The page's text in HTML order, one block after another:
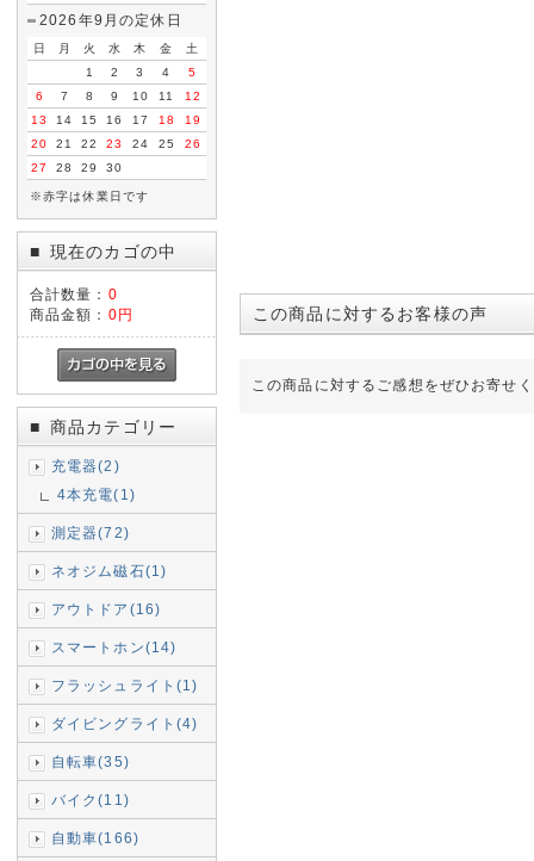
2026年9月の定休日
日 月 火 水 木 金
土
1
2 3 4
5
6
7 8 9 10 11
12
13
14 15 16 17 18
19
20
21 22 23 24 25
26
27
28 29 30
※赤字は休業日です
■ 現在のカゴの中
合計数量： 0
商品金額： 0円
■ 商品カテゴリー
充電器(2)
4本充電(1)
測定器(72)
ネオジム磁石(1)
アウトドア(16)
スマートホン(14)
フラッシュライト(1)
ダイビングライト(4)
自転車(35)
バイク(11)
自動車(166)
この商品に対するお客様の声
この商品に対するご感想をぜひお寄せ